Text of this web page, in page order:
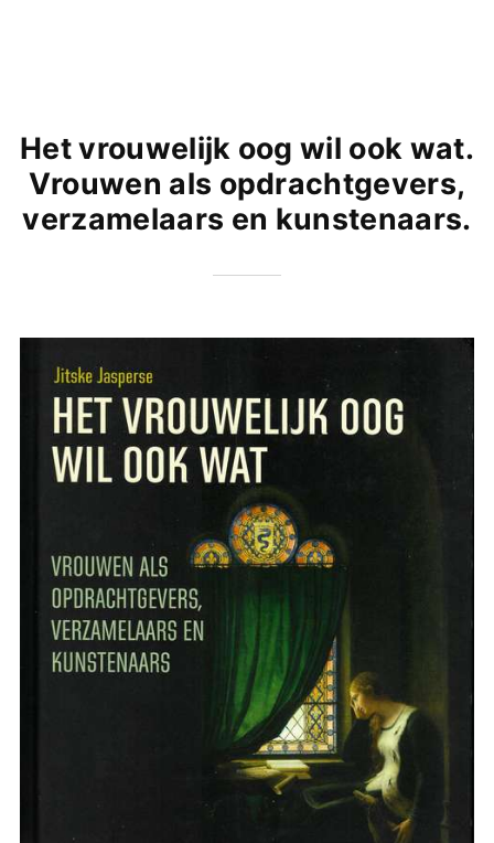
Het vrouwelijk oog wil ook wat.
Vrouwen als opdrachtgevers,
verzamelaars en kunstenaars.